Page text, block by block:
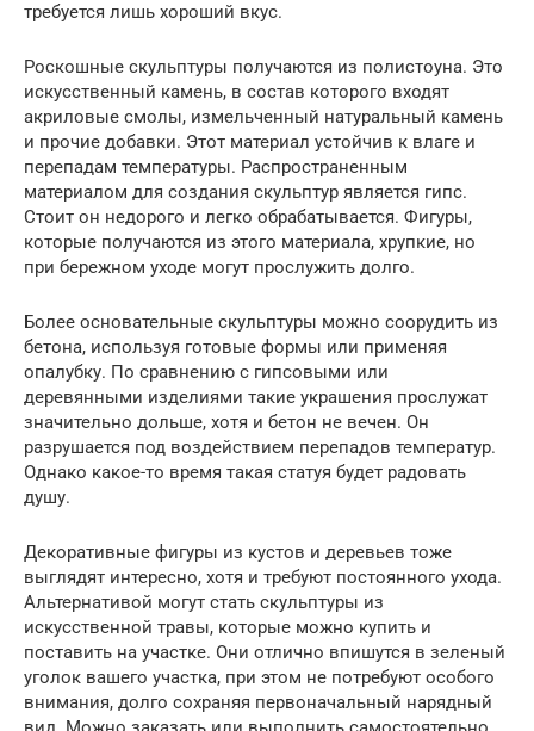
требуется лишь хороший вкус.
Роскошные скульптуры получаются из полистоуна. Это
искусственный камень, в состав которого входят
акриловые смолы, измельченный натуральный камень
и прочие добавки. Этот материал устойчив к влаге и
перепадам температуры. Распространенным
материалом для создания скульптур является гипс.
Стоит он недорого и легко обрабатывается. Фигуры,
которые получаются из этого материала, хрупкие, но
при бережном уходе могут прослужить долго.
Более основательные скульптуры можно соорудить из
бетона, используя готовые формы или применяя
опалубку. По сравнению с гипсовыми или
деревянными изделиями такие украшения прослужат
значительно дольше, хотя и бетон не вечен. Он
разрушается под воздействием перепадов температур.
Однако какое-то время такая статуя будет радовать
душу.
Декоративные фигуры из кустов и деревьев тоже
выглядят интересно, хотя и требуют постоянного ухода.
Альтернативой могут стать скульптуры из
искусственной травы, которые можно купить и
поставить на участке. Они отлично впишутся в зеленый
уголок вашего участка, при этом не потребуют особого
внимания, долго сохраняя первоначальный нарядный